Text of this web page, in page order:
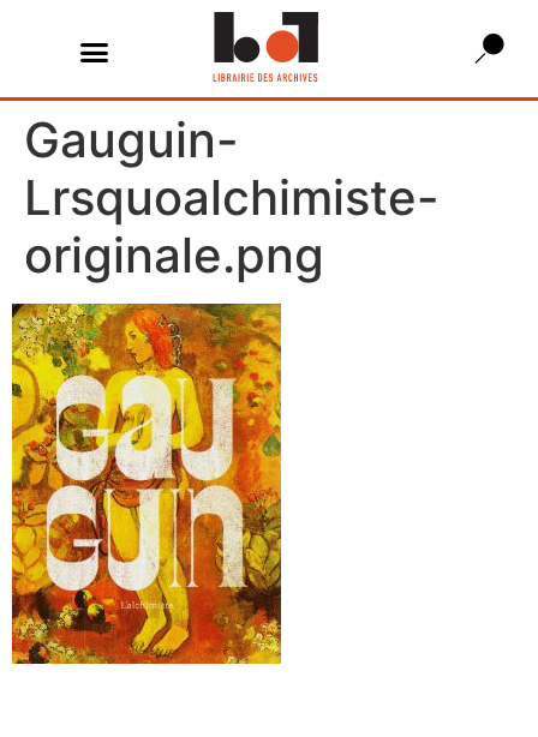
Gauguin-
Lrsquoalchimiste-
originale.png